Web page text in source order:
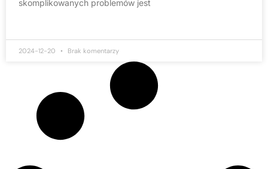
skomplikowanych problemów jest
2024-12-20 Brak komentarzy